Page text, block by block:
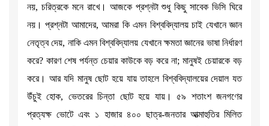
নয়, চরিত্রকে মনে রাখে। আজকে প্রশ্নটা শুধু কিছু সাবেক ভিসি ঘিরে
নয়। প্রশ্নটা আমাদের, আমরা কি এমন বিশ্ববিদ্যালয় চাই যেখানে জ্ঞান
নেতৃত্ব দেয়, নাকি এমন বিশ্ববিদ্যালয় যেখানে ক্ষমতা জ্ঞানের ভাষা নির্ধারণ
করে? কারণ শেষ পর্যন্ত চেয়ার কাউকে বড় করে না; মানুষই চেয়ারকে বড়
করে। আর যদি মানুষ ছোট হয়ে যায় তাহলে বিশ্ববিদ্যালয়ের দেয়াল যত
উঁচুই হোক, ভেতরের চিন্তা ছোট হয়ে যায়। ৫৯ শতাংশ জনগণের
প্রত্যক্ষ ভোটে এবং ১ হাজার ৪০০ ছাত্র-জনতার আত্মাহুতির মিলিত